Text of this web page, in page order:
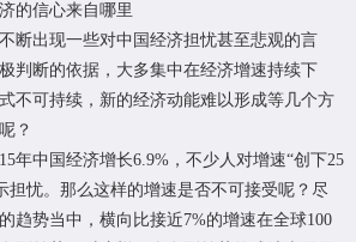
的信心来自哪里
断出现一些对中国经济担忧甚至悲观的言
判断的依据，大多集中在经济增速持续下
不可持续，新的经济动能难以形成等几个方
？
年中国经济增长6.9%，不少人对增速“创下25
担忧。那么这样的增速是否不可接受呢？尽
趋势当中，横向比接近7%的增速在全球100